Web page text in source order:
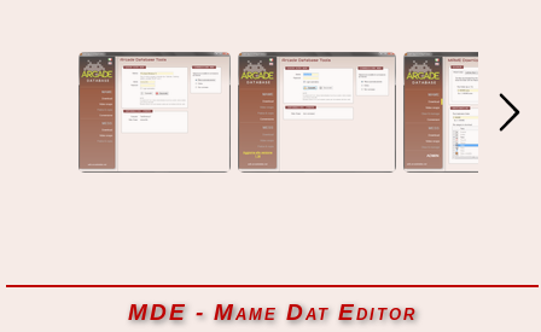
MDE - Mame Dat Editor